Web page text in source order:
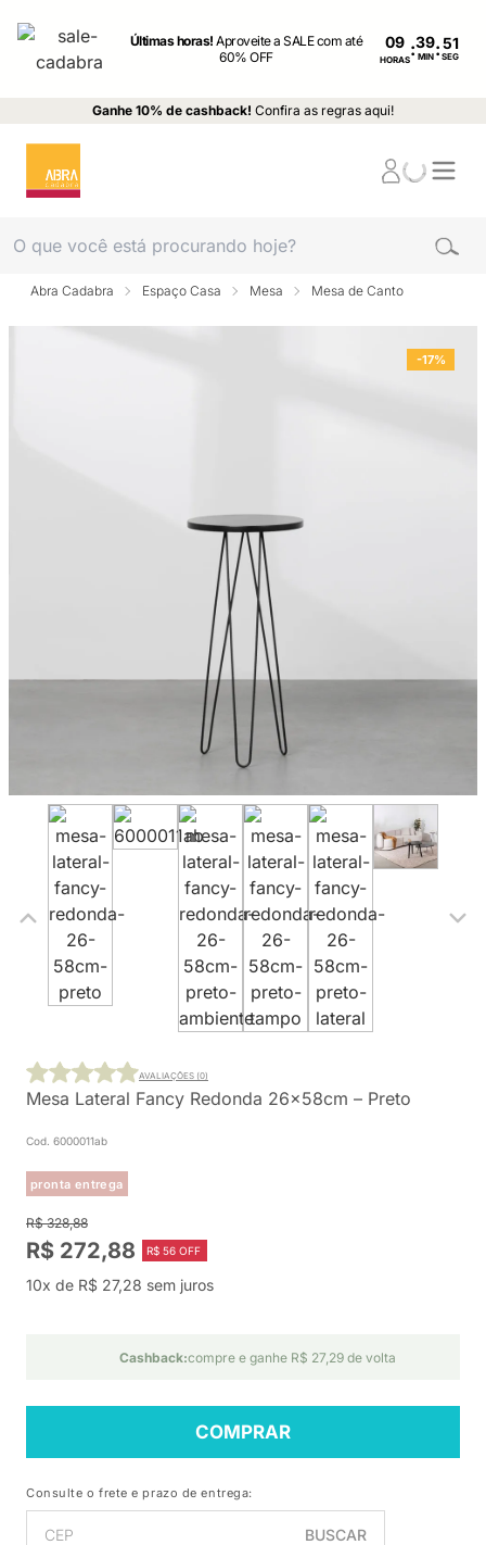
Últimas horas!Aproveite a SALE com até
60% OFF
09
HORAS: MIN : SEG
Ganhe 10% de cashback! Confira as regras aqui!
Abra Cadabra Espaço Casa Mesa Mesa de Canto
-17%
Mesa Lateral Fancy Redonda 26x58cm – Preto
Cod. 6000011ab
pronta entrega
AVALIAÇÕES (0)
R$ 328,88
R$ 272,88 R$ 56 OFF
10x de R$ 27,28 sem juros
Cashback:compre e ganhe R$ 27,29 de volta
COMPRAR
Consulte o frete e prazo de entrega:
BUSCAR